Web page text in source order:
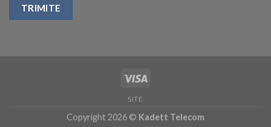
SITE
Copyright 2026 © Kadett Telecom